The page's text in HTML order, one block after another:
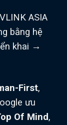
ASIA
bằng hệ
khai →
First,
ưu
Of Mind,